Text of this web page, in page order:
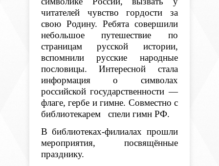
читателей чувство гордости за
свою Родину. Ребята совершили
небольшое путешествие по
страницам русской истории,
вспомнили русские народные
пословицы. Интересной стала
информация о символах
российской государственности —
флаге, гербе и гимне. Совместно с
библиотекарем спели гимн РФ.
В библиотеках-филиалах прошли
мероприятия, посвящённые
празднику.